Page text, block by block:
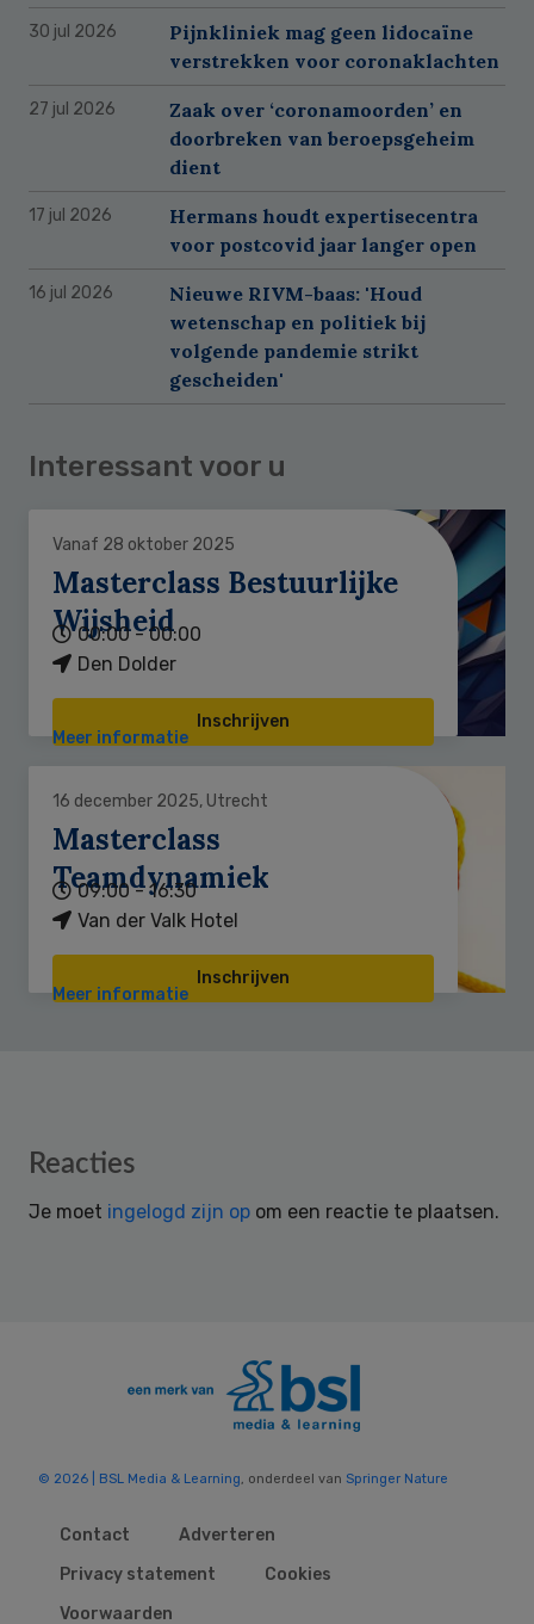
30 jul 2026
Pijnkliniek mag geen lidocaïne
verstrekken voor coronaklachten
27 jul 2026
Zaak over ‘coronamoorden’ en
doorbreken van beroepsgeheim
dient
17 jul 2026
Hermans houdt expertisecentra
voor postcovid jaar langer open
16 jul 2026
Nieuwe RIVM-baas: 'Houd
wetenschap en politiek bij
volgende pandemie strikt
gescheiden'
Interessant voor u
Vanaf 28 oktober 2025
Masterclass Bestuurlijke
Wijsheid
00:00 - 00:00
Den Dolder
Inschrijven
Meer informatie
16 december 2025, Utrecht
Masterclass
Teamdynamiek
09:00 - 16:30
Van der Valk Hotel
Inschrijven
Meer informatie
Reader
Reacties
Je moet ingelogd zijn op om een reactie te plaatsen.
© 2026 | BSL Media & Learning, onderdeel van Springer Nature
Contact
Adverteren
Privacy statement
Cookies
Voorwaarden